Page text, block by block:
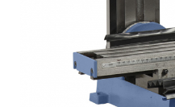
Strunguri universale cu afisaj
Strunguri universale cu viteza
Masini de gaurit